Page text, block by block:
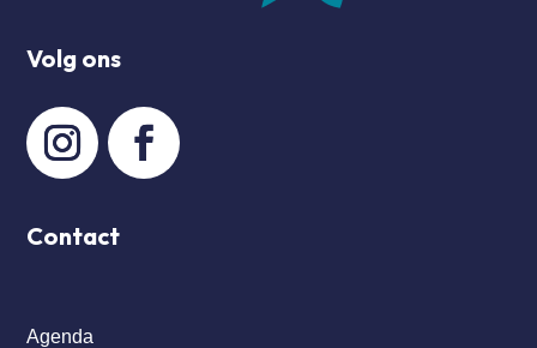
Volg ons
Contact
Agenda